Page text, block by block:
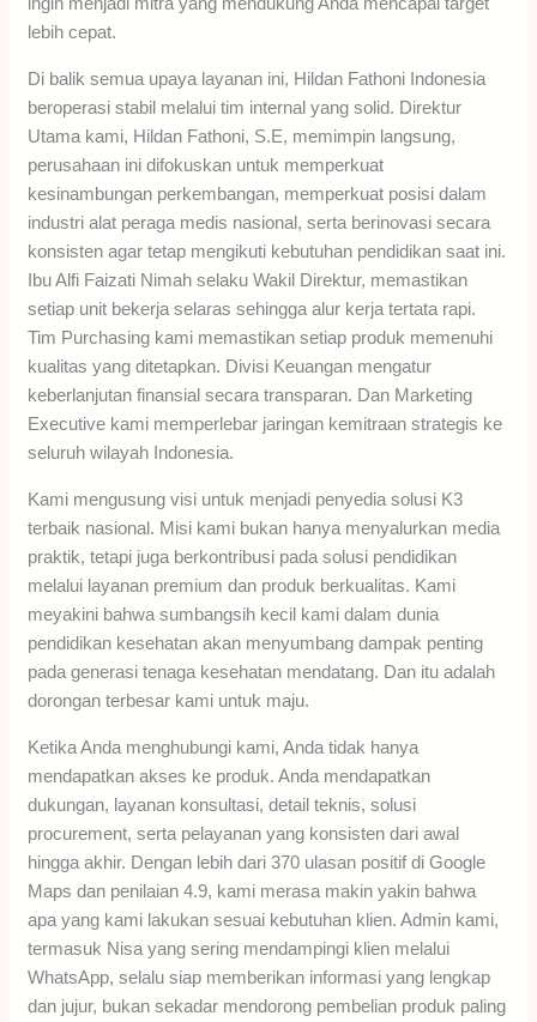
lebih cepat.
Di balik semua upaya layanan ini, Hildan Fathoni Indonesia
beroperasi stabil melalui tim internal yang solid. Direktur
Utama kami, Hildan Fathoni, S.E, memimpin langsung,
perusahaan ini difokuskan untuk memperkuat
kesinambungan perkembangan, memperkuat posisi dalam
industri alat peraga medis nasional, serta berinovasi secara
konsisten agar tetap mengikuti kebutuhan pendidikan saat ini.
Ibu Alfi Faizati Nimah selaku Wakil Direktur, memastikan
setiap unit bekerja selaras sehingga alur kerja tertata rapi.
Tim Purchasing kami memastikan setiap produk memenuhi
kualitas yang ditetapkan. Divisi Keuangan mengatur
keberlanjutan finansial secara transparan. Dan Marketing
Executive kami memperlebar jaringan kemitraan strategis ke
seluruh wilayah Indonesia.
Kami mengusung visi untuk menjadi penyedia solusi K3
terbaik nasional. Misi kami bukan hanya menyalurkan media
praktik, tetapi juga berkontribusi pada solusi pendidikan
melalui layanan premium dan produk berkualitas. Kami
meyakini bahwa sumbangsih kecil kami dalam dunia
pendidikan kesehatan akan menyumbang dampak penting
pada generasi tenaga kesehatan mendatang. Dan itu adalah
dorongan terbesar kami untuk maju.
Ketika Anda menghubungi kami, Anda tidak hanya
mendapatkan akses ke produk. Anda mendapatkan
dukungan, layanan konsultasi, detail teknis, solusi
procurement, serta pelayanan yang konsisten dari awal
hingga akhir. Dengan lebih dari 370 ulasan positif di Google
Maps dan penilaian 4.9, kami merasa makin yakin bahwa
apa yang kami lakukan sesuai kebutuhan klien. Admin kami,
termasuk Nisa yang sering mendampingi klien melalui
WhatsApp, selalu siap memberikan informasi yang lengkap
dan jujur, bukan sekadar mendorong pembelian produk paling